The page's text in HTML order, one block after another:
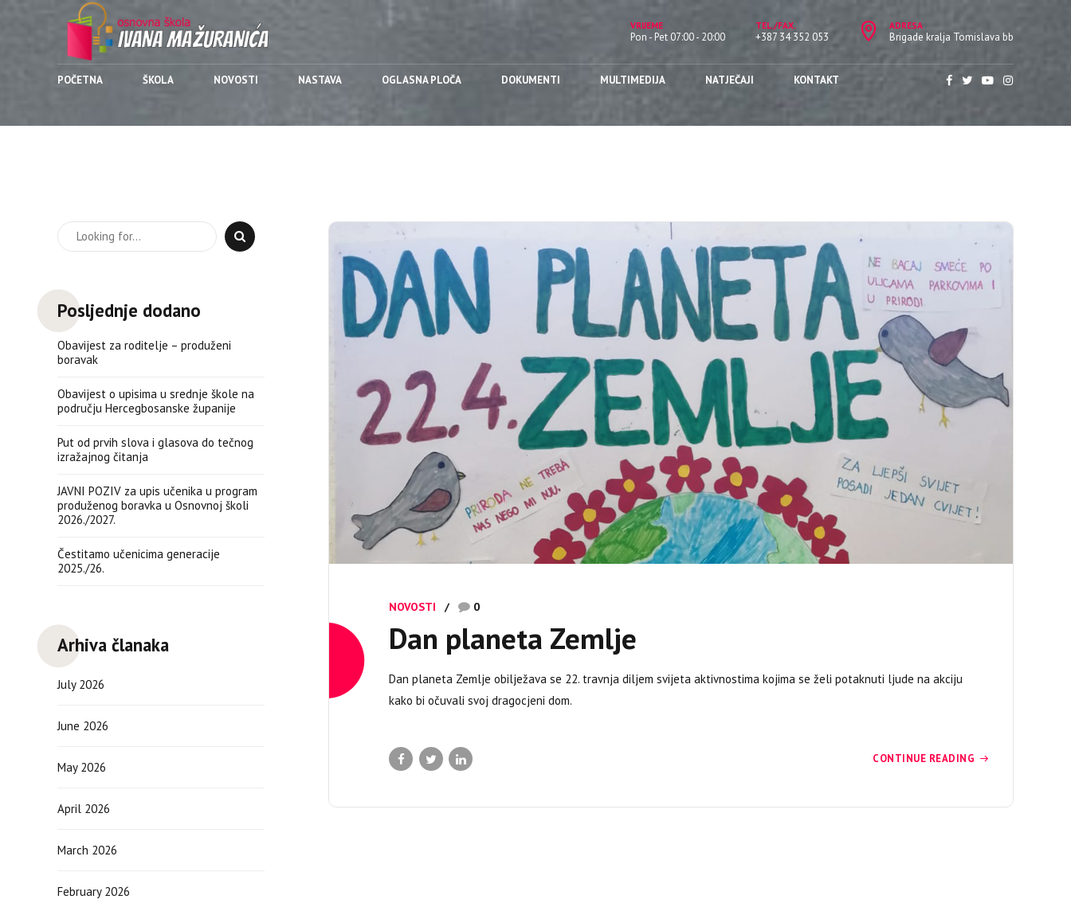
VRIJEME
Pon - Pet 07:00 - 20:00
TEL./FAX.
+387 34 352 053
ADRESA
Brigade kralja Tomislava bb
POČETNA ŠKOLA NOVOSTI NASTAVA OGLASNA PLOČA DOKUMENTI MULTIMEDIJA NATJEČAJI KONTAKT
NOVOSTI 0
Dan planeta Zemlje
Dan planeta Zemlje obilježava se 22. travnja diljem svijeta aktivnostima kojima se želi potaknuti ljude na akciju
kako bi očuvali svoj dragocjeni dom.
CONTINUE READING
Posljednje dodano
Obavijest za roditelje – produženi
boravak
Obavijest o upisima u srednje škole na
području Hercegbosanske županije
Put od prvih slova i glasova do tečnog
izražajnog čitanja
JAVNI POZIV za upis učenika u program
produženog boravka u Osnovnoj školi
2026./2027.
Čestitamo učenicima generacije
2025./26.
Arhiva članaka
July 2026
June 2026
May 2026
April 2026
March 2026
February 2026